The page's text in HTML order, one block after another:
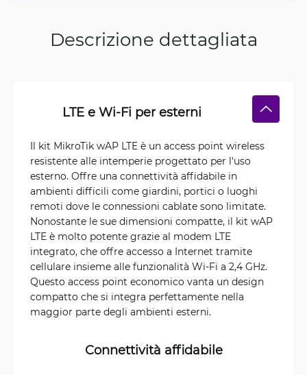
Descrizione dettagliata
LTE e Wi-Fi per esterni
Il kit MikroTik wAP LTE è un access point wireless
resistente alle intemperie progettato per l'uso
esterno. Offre una connettività affidabile in
ambienti difficili come giardini, portici o luoghi
remoti dove le connessioni cablate sono limitate.
Nonostante le sue dimensioni compatte, il kit wAP
LTE è molto potente grazie al modem LTE
integrato, che offre accesso a Internet tramite
cellulare insieme alle funzionalità Wi-Fi a 2,4 GHz.
Questo access point economico vanta un design
compatto che si integra perfettamente nella
maggior parte degli ambienti esterni.
Connettività affidabile